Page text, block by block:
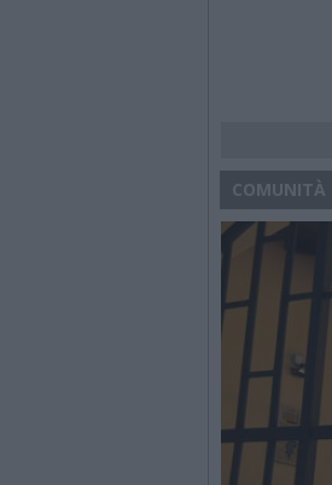
COMUNITÀ